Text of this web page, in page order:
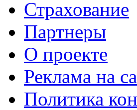
Страхование
Партнеры
O проекте
Реклама на
Политика